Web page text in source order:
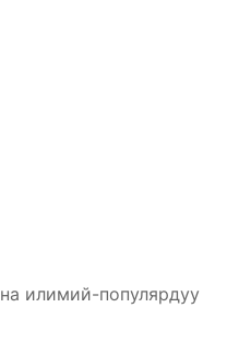
илимий-популярдуу